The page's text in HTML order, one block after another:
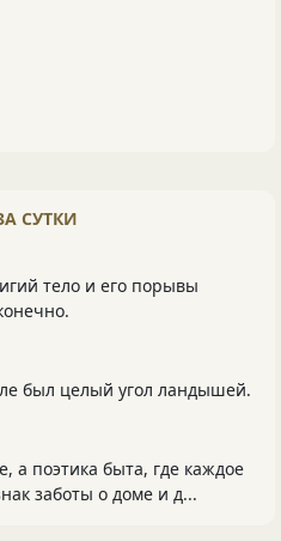
СУТКИ
тело и его порывы
был целый угол ландышей.
а поэтика быта, где каждое
заботы о доме и д...